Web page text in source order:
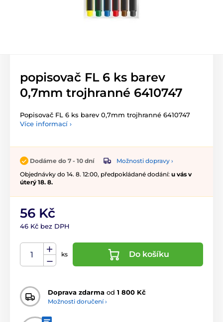
popisovač FL 6 ks barev
0,7mm trojhranné 6410747
Popisovač FL 6 ks barev 0,7mm trojhranné 6410747
Více informací ›
Dodáme do 7 - 10 dní
Možnosti dopravy ›
Objednávky do 14. 8. 12:00, předpokládané dodání: u vás v
úterý 18. 8.
56 Kč
46 Kč bez DPH
ks Do košíku
Doprava zdarma od 1 800 Kč
Možnosti doručení ›